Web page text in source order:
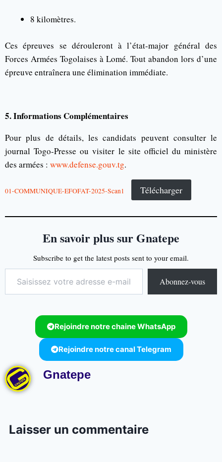
8 kilomètres.
Ces épreuves se dérouleront à l’état-major général des
Forces Armées Togolaises à Lomé. Tout abandon lors d’une
épreuve entraînera une élimination immédiate.
5. Informations Complémentaires
Pour plus de détails, les candidats peuvent consulter le
journal Togo-Presse ou visiter le site officiel du ministère
des armées : www.defense.gouv.tg.
01-COMMUNIQUE-EFOFAT-2025-Scan1 Télécharger
En savoir plus sur Gnatepe
Subscribe to get the latest posts sent to your email.
Abonnez-vous
Rejoindre notre chaine WhatsApp
Rejoindre notre canal Telegram
Gnatepe
Laisser un commentaire